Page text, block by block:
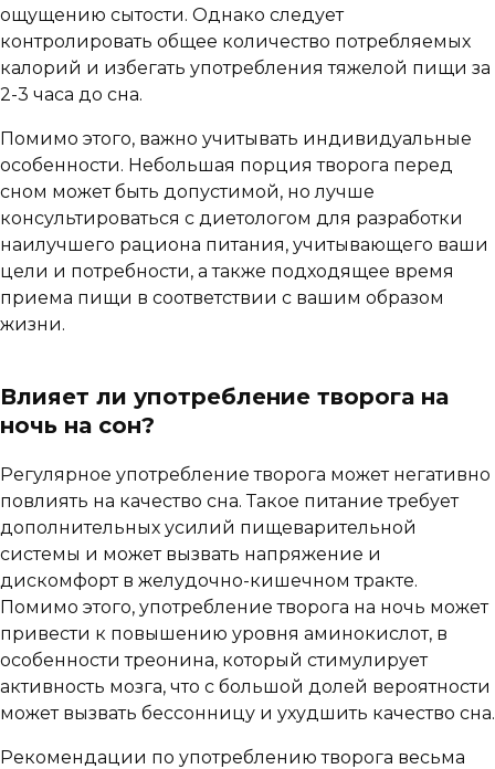
ощущению сытости. Однако следует
контролировать общее количество потребляемых
калорий и избегать употребления тяжелой пищи за
2-3 часа до сна.
Помимо этого, важно учитывать индивидуальные
особенности. Небольшая порция творога перед
сном может быть допустимой, но лучше
консультироваться с диетологом для разработки
наилучшего рациона питания, учитывающего ваши
цели и потребности, а также подходящее время
приема пищи в соответствии с вашим образом
жизни.
Влияет ли употребление творога на
ночь на сон?
Регулярное употребление творога может негативно
повлиять на качество сна. Такое питание требует
дополнительных усилий пищеварительной
системы и может вызвать напряжение и
дискомфорт в желудочно-кишечном тракте.
Помимо этого, употребление творога на ночь может
привести к повышению уровня аминокислот, в
особенности треонина, который стимулирует
активность мозга, что с большой долей вероятности
может вызвать бессонницу и ухудшить качество сна.
Рекомендации по употреблению творога весьма